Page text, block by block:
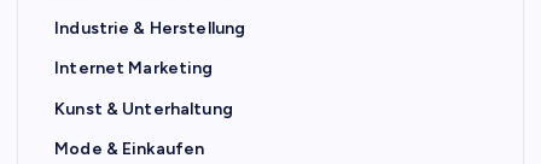
Industrie & Herstellung
Internet Marketing
Kunst & Unterhaltung
Mode & Einkaufen